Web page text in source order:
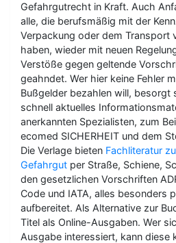
Gefahrgutrecht in Kraft. Auch
alle, die berufsmäßig mit der
Verpackung oder dem Transport
haben, wieder mit neuen
Verstöße gegen geltende
geahndet. Wer hier keine Fehler
Bußgelder bezahlen will, besorgt
schnell aktuelles
anerkannten Spezialisten, zum
ecomed SICHERHEIT und dem
Die Verlage bieten Fachliteratur
Gefahrgut per Straße, Schiene,
den gesetzlichen Vorschriften
Code und IATA, alles besonders
aufbereitet. Als Alternative zur
Titel als Online-Ausgaben. Wer
Ausgabe interessiert, kann diese